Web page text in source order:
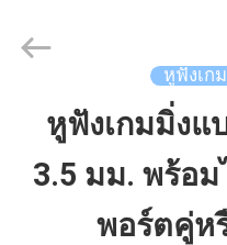
บ้าน
ผลิตภัณฑ์
2025
หูฟังเก
หูฟังเกมมิ่งแ
3.5 มม. พร้อม
พอร์ตคู่ห